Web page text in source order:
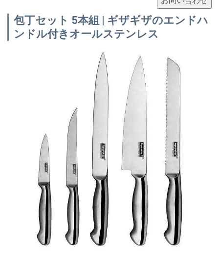
包丁セット 5本組 | ギザギザのエンドハ
ンドル付きオールステンレス